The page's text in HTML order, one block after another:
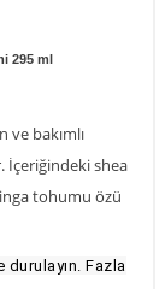
295 ml
ve bakımlı
İçeriğindeki shea
tohumu özü
durulayın. Fazla